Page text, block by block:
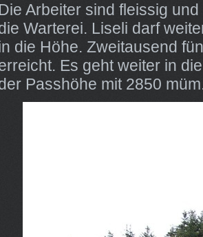
Die Arbeiter sind fleissig
Warterei. Liseli darf
die Höhe. Zweitausend
Es geht weiter in
Passhöhe mit 2850